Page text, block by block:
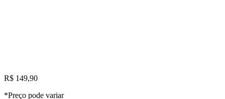
R$ 149,90
*Preço pode variar